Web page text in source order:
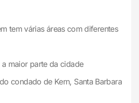
tem várias áreas com diferentes
maior parte da cidade
condado de Kern, Santa Barbara